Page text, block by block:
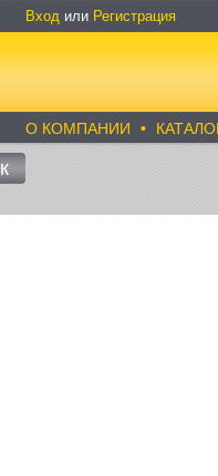
Вход или Регистрация
О КОМПАНИИ •